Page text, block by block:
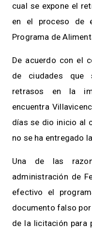
cual se expone el
en el proceso de
Programa de
De acuerdo con el
de ciudades que
retrasos en la
encuentra
días se dio inicio al
no se ha entregado
Una de las
administración de
efectivo el
documento falso
de la licitación para